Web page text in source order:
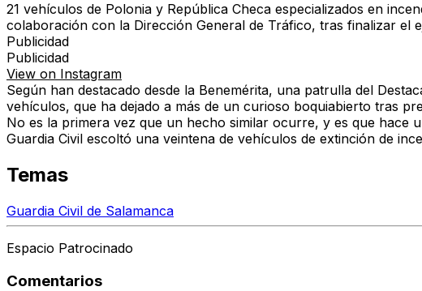
21 vehículos de Polonia y República Checa especializados en
colaboración con la Dirección General de Tráfico, tras finalizar el
Publicidad
Publicidad
View on Instagram
Según han destacado desde la Benemérita, una patrulla del
vehículos, que ha dejado a más de un curioso boquiabierto tras
No es la primera vez que un hecho similar ocurre, y es que hace
Guardia Civil escoltó una veintena de vehículos de extinción de
Temas
Guardia Civil de Salamanca
Espacio Patrocinado
Comentarios